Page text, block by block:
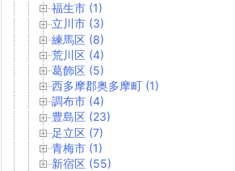
福生市 (1)
立川市 (3)
練馬区 (8)
荒川区 (4)
葛飾区 (5)
西多摩郡奥多摩町 (1)
調布市 (4)
豊島区 (23)
足立区 (7)
青梅市 (1)
新宿区 (55)